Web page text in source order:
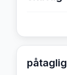
påtaglig